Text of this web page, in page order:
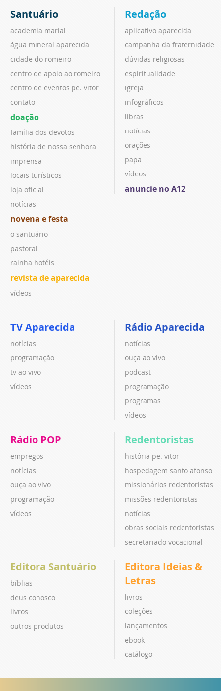
Santuário
academia marial
água mineral aparecida
cidade do romeiro
centro de apoio ao romeiro
centro de eventos pe. vitor
contato
doação
família dos devotos
história de nossa senhora
imprensa
locais turísticos
loja oficial
notícias
novena e festa
o santuário
pastoral
rainha hotéis
revista de aparecida
vídeos
Redação
aplicativo aparecida
campanha da fraternidade
dúvidas religiosas
espiritualidade
igreja
infográficos
libras
notícias
orações
papa
vídeos
anuncie no A12
TV Aparecida
notícias
programação
tv ao vivo
vídeos
Rádio Aparecida
notícias
ouça ao vivo
podcast
programação
programas
vídeos
Rádio POP
empregos
notícias
ouça ao vivo
programação
vídeos
Redentoristas
história pe. vitor
hospedagem santo afonso
missionários redentoristas
missões redentoristas
notícias
obras sociais redentoristas
secretariado vocacional
Editora Santuário
bíblias
deus conosco
livros
outros produtos
Editora Ideias &
Letras
livros
coleções
lançamentos
ebook
catálogo